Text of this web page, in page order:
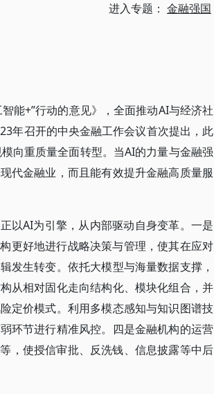
进入专题： 金融强国
能+”行动的意见》，全面推动AI与经济社
年召开的中央金融工作会议首次提出，此
向重质量全面转型。当AI的力量与金融强
代金融业，而且能有效提升金融高质量服
以AI为引擎，从内部驱动自身变革。一是
更好地进行战略决策与管理，使其在应对
发生转变。依托大模型与海量数据支撑，
从相对固化走向结构化、模块化组合，并
定价模式。利用多模态感知与知识图谱技
环节进行精准风控。四是金融机构的运营
，使授信审批、反洗钱、信息披露等中后